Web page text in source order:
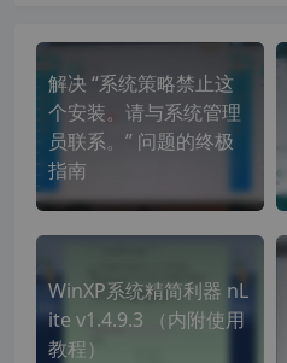
解决 “系统策略禁止这
个安装。请与系统管理
员联系。” 问题的终极
指南
WinXP系统精简利器 nL
ite v1.4.9.3 （内附使用
教程）